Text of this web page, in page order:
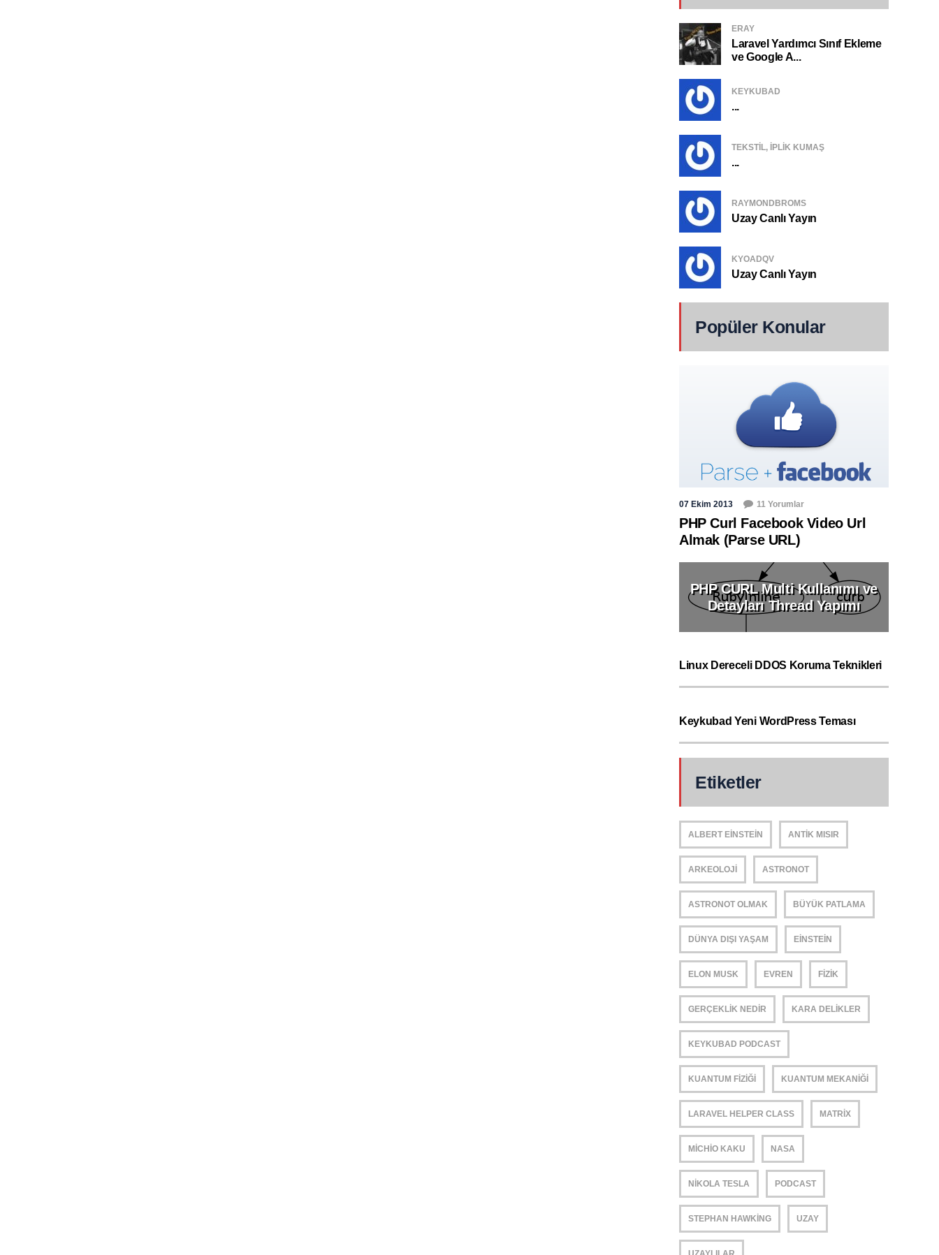
ERAY
Laravel Yardımcı Sınıf Ekleme
ve Google A...
KEYKUBAD
...
TEKSTIL, IPLIK KUMAŞ
...
RAYMONDBROMS
Uzay Canlı Yayın
KYOADQV
Uzay Canlı Yayın
Popüler Konular
07 Ekim 2013 11 Yorumlar
PHP Curl Facebook Video Url
Almak (Parse URL)
PHP CURL Multi Kullanımı ve
Detayları Thread Yapımı
Linux Dereceli DDOS Koruma Teknikleri
Keykubad Yeni WordPress Teması
Etiketler
ALBERT EINSTEIN ANTIK MISIR
ARKEOLOJI ASTRONOT
ASTRONOT OLMAK BÜYÜK PATLAMA
DÜNYA DIŞI YAŞAM EINSTEIN
ELON MUSK EVREN FIZIK
GERÇEKLIK NEDIR KARA DELIKLER
KEYKUBAD PODCAST
KUANTUM FIZIĞI KUANTUM MEKANIĞI
LARAVEL HELPER CLASS MATRIX
MICHIO KAKU NASA
NIKOLA TESLA PODCAST
STEPHAN HAWKING UZAY